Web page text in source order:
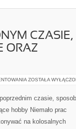
CZASIE,
ORAZ
BIŻUTERIA
MINIONYM
SPOSOBEM
INNOWACYJNE
ZOSTAŁA
czasie,
hobby Niemało prac
na kolosalnych